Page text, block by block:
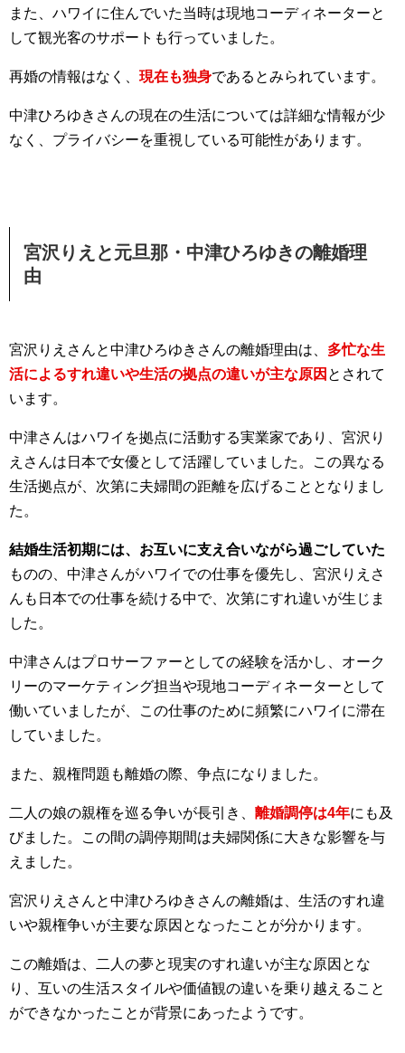
また、ハワイに住んでいた当時は現地コーディネーターと
して観光客のサポートも行っていました。
再婚の情報はなく、 現在も独身であるとみられています。
中津ひろゆきさんの現在の生活については詳細な情報が少
なく、プライバシーを重視している可能性があります。
宮沢りえと元旦那・中津ひろゆきの離婚理
由
宮沢りえさんと中津ひろゆきさんの離婚理由は、 多忙な生
活によるすれ違いや生活の拠点の違いが主な原因 とされて
います。
中津さんはハワイを拠点に活動する実業家であり、宮沢り
えさんは日本で女優として活躍していました。この異なる
生活拠点が、次第に夫婦間の距離を広げることとなりまし
た。
結婚生活初期には、お互いに支え合いながら過ごしていた
ものの、中津さんがハワイでの仕事を優先し、宮沢りえさ
んも日本での仕事を続ける中で、次第にすれ違いが生じま
した。
中津さんはプロサーファーとしての経験を活かし、オーク
リーのマーケティング担当や現地コーディネーターとして
働いていましたが、この仕事のために頻繁にハワイに滞在
していました。
また、親権問題も離婚の際、争点になりました。
二人の娘の親権を巡る争いが長引き、 離婚調停は4年にも及
びました。
この間の調停期間は夫婦関係に大きな影響を与
えました。
宮沢りえさんと中津ひろゆきさんの離婚は、生活のすれ違
いや親権争いが主要な原因となったことが分かります。
この離婚は、二人の夢と現実のすれ違いが主な原因とな
り、互いの生活スタイルや価値観の違いを乗り越えること
ができなかったことが背景にあったようです。